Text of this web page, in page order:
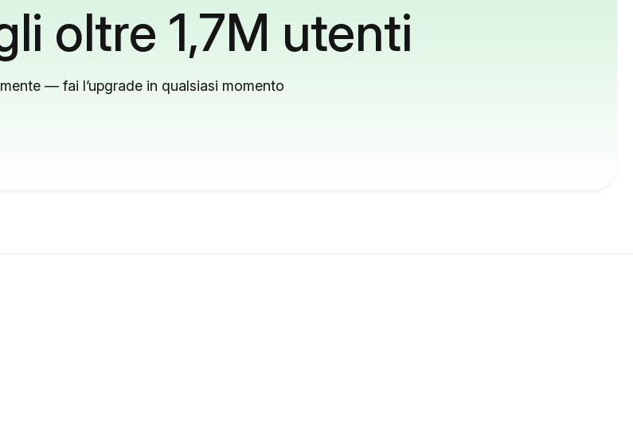
oltre 1,7M utenti
— fai l’upgrade in qualsiasi momento